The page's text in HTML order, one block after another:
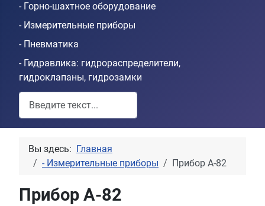
- Горно-шахтное оборудование
- Измерительные приборы
- Пневматика
- Гидравлика: гидрораспределители,
гидроклапаны, гидрозамки
Пошук по сайту
Вы здесь:
Главная
- Измерительные приборы
Прибор А-82
Прибор А-82